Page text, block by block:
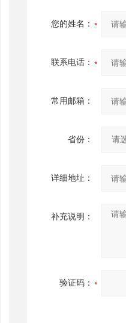
您的姓名：
联系电话：
常用邮箱：
省份：
详细地址：
补充说明：
验证码：